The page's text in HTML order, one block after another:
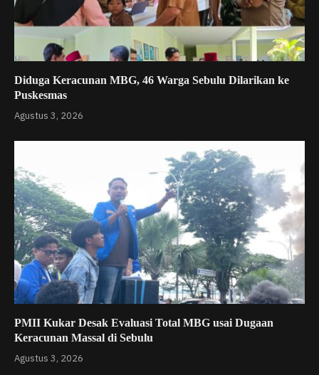
Diduga Keracunan MBG, 46 Warga Sebulu Dilarikan ke
Puskesmas
Agustus 3, 2026
PMII Kukar Desak Evaluasi Total MBG usai Dugaan
Keracunan Massal di Sebulu
Agustus 3, 2026